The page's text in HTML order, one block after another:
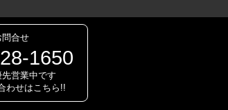
問合せ
1650
営業中です
わせはこちら!!